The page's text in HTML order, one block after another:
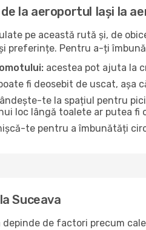
la aeroportul Iași la
pe această rută și, de
preferințe. Pentru a-ți
acestea pot ajuta la
fi deosebit de uscat,
te la spațiul pentru
loc lângă toalete ar putea fi
te pentru a îmbunătăți
Suceava
de factori precum